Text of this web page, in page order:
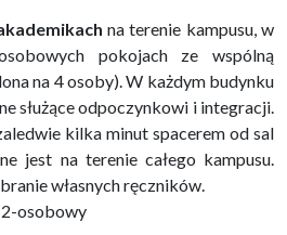
na terenie kampusu, w
pokojach ze wspólną
na 4 osoby). W każdym budynku
służące odpoczynkowi i integracji.
kilka minut spacerem od sal
jest na terenie całego kampusu.
własnych ręczników.
2-osobowy